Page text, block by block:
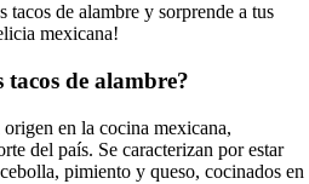
tacos de alambre y sorprende a tus
mexicana!
tacos de alambre?
en la cocina mexicana,
del país. Se caracterizan por estar
pimiento y queso, cocinados en